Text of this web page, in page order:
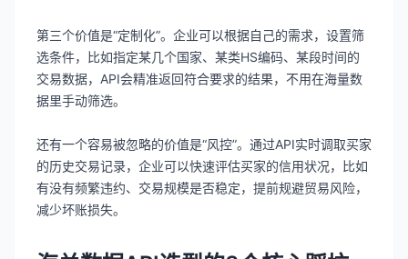
第三个价值是“定制化”。企业可以根据自己的需求，设置筛
选条件，比如指定某几个国家、某类HS编码、某段时间的
交易数据，API会精准返回符合要求的结果，不用在海量数
据里手动筛选。
还有一个容易被忽略的价值是“风控”。通过API实时调取买家
的历史交易记录，企业可以快速评估买家的信用状况，比如
有没有频繁违约、交易规模是否稳定，提前规避贸易风险，
减少坏账损失。